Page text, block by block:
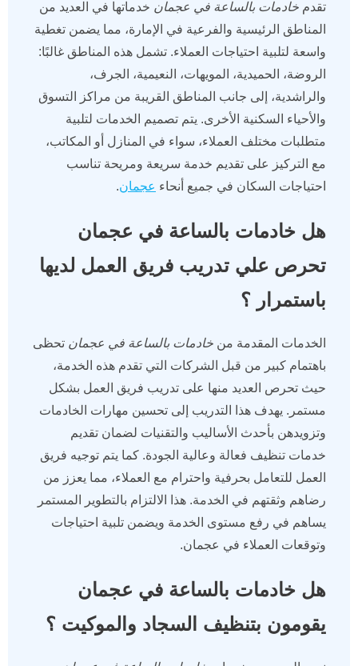
تقدم خادمات بالساعة في عجمان خدماتها في العديد من
المناطق الرئيسية والفرعية في الإمارة، مما يضمن تغطية
واسعة لتلبية احتياجات العملاء. تشمل هذه المناطق غالبًا:
الروضة، الحميدية، المويهات، النعيمية، الجرف،
والراشدية، إلى جانب المناطق القريبة من مراكز التسوق
والأحياء السكنية الأخرى. يتم تصميم الخدمات لتلبية
متطلبات مختلف العملاء، سواء في المنازل أو المكاتب،
مع التركيز على تقديم خدمة سريعة ومريحة تناسب
احتياجات السكان في جميع أنحاء عجمان.
هل خادمات بالساعة في عجمان
تحرص علي تدريب فريق العمل لديها
باستمرار ؟
الخدمات المقدمة من خادمات بالساعة في عجمان تحظى
باهتمام كبير من قبل الشركات التي تقدم هذه الخدمة،
حيث تحرص العديد منها على تدريب فريق العمل بشكل
مستمر. يهدف هذا التدريب إلى تحسين مهارات الخادمات
وتزويدهن بأحدث الأساليب والتقنيات لضمان تقديم
خدمات تنظيف فعالة وعالية الجودة. كما يتم توجيه فريق
العمل للتعامل بحرفية واحترام مع العملاء، مما يعزز من
رضاهم وثقتهم في الخدمة. هذا الالتزام بالتطوير المستمر
يساهم في رفع مستوى الخدمة ويضمن تلبية احتياجات
وتوقعات العملاء في عجمان.
هل خادمات بالساعة في عجمان
يقومون بتنظيف السجاد والموكيت ؟